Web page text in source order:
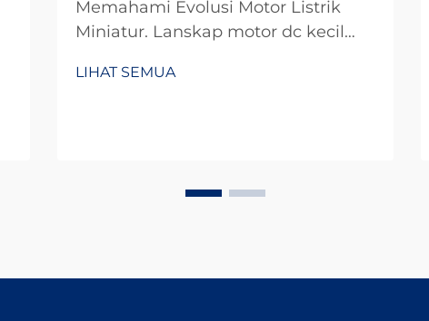
Memahami Evolusi Motor Listrik
Miniatur. Lanskap motor dc kecil
selama dekade terakhir, merevolusi
LIHAT SEMUA